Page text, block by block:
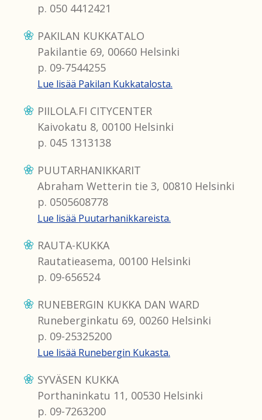
p. 050 4412421
PAKILAN KUKKATALO
Pakilantie 69, 00660 Helsinki
p. 09-7544255
Lue lisää Pakilan Kukkatalosta.
PIILOLA.FI CITYCENTER
Kaivokatu 8, 00100 Helsinki
p. 045 1313138
PUUTARHANIKKARIT
Abraham Wetterin tie 3, 00810 Helsinki
p. 0505608778
Lue lisää Puutarhanikkareista.
RAUTA-KUKKA
Rautatieasema, 00100 Helsinki
p. 09-656524
RUNEBERGIN KUKKA DAN WARD
Runeberginkatu 69, 00260 Helsinki
p. 09-25325200
Lue lisää Runebergin Kukasta.
SYVÄSEN KUKKA
Porthaninkatu 11, 00530 Helsinki
p. 09-7263200